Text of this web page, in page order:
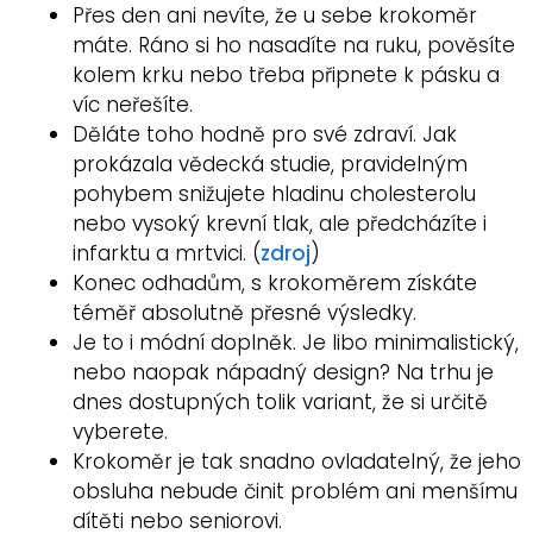
Přes den ani nevíte, že u sebe krokoměr
máte. Ráno si ho nasadíte na ruku, pověsíte
kolem krku nebo třeba připnete k pásku a
víc neřešíte.
Děláte toho hodně pro své zdraví. Jak
prokázala vědecká studie, pravidelným
pohybem snižujete hladinu cholesterolu
nebo vysoký krevní tlak, ale předcházíte i
infarktu a mrtvici. (zdroj)
Konec odhadům, s krokoměrem získáte
téměř absolutně přesné výsledky.
Je to i módní doplněk. Je libo minimalistický,
nebo naopak nápadný design? Na trhu je
dnes dostupných tolik variant, že si určitě
vyberete.
Krokoměr je tak snadno ovladatelný, že jeho
obsluha nebude činit problém ani menšímu
dítěti nebo seniorovi.